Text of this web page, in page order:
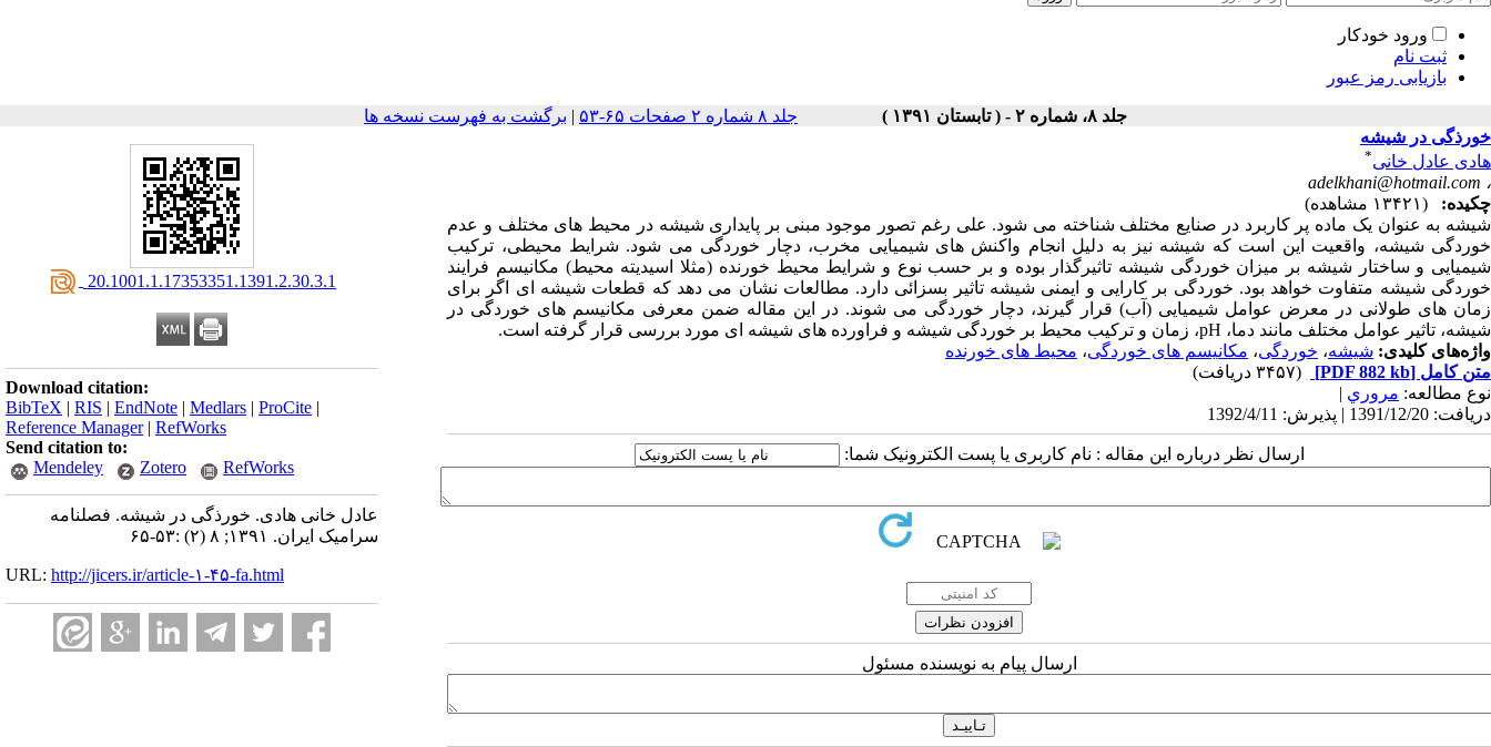
ورود خودکار
ثبت نام
بازیابی رمز عبور
جلد ۸، شماره ۲ - ( تابستان ۱۳۹۱ ) جلد ۸ شماره ۲ صفحات ۶۵-۵۳ | برگشت به فهرست نسخه ها
‎ 20.1001.1.17353351.1391.2.30.3.1
Download citation:
BibTeX | RIS | EndNote | Medlars | ProCite |
Reference Manager| RefWorks
Send citation to:
Mendeley
Zotero RefWorks
عادل خانی هادی. خورذگی در شیشه. فصلنامه
سرامیک ایران. ۱۳۹۱; ۸ (۲) :۵۳-۶۵
URL: http://jicers.ir/article-۱-۴۵-fa.html
خورذگی در شیشه
هادی عادل خانی*
، adelkhani@hotmail.com
چکیده:
(۱۳۴۲۱ مشاهده)
شیشه به عنوان یک ماده پر کاربرد در صنایع مختلف شناخته می شود. علی رغم تصور موجود مبنی بر پایداری شیشه در محیط های مختلف و عدم
خوردگی شیشه، واقعیت این است که شیشه نیز به دلیل انجام واکنش های شیمیایی مخرب، دچار خوردگی می شود. شرایط محیطی، ترکیب
شیمیایی و ساختار شیشه بر میزان خوردگی شیشه تاثیرگذار بوده و بر حسب نوع و شرایط محیط خورنده (مثلا اسیدیته محیط) مکانیسم فرایند
خوردگی شیشه متفاوت خواهد بود. خوردگی بر کارایی و ایمنی شیشه تاثیر بسزائی دارد. مطالعات نشان می دهد که قطعات شیشه ای اگر برای
زمان های طولانی در معرض عوامل شیمیایی (آب) قرار گیرند، دچار خوردگی می شوند. در این مقاله ضمن معرفی مکانیسم های خوردگی در
شیشه، تاثیر عوامل مختلف مانند دما، pH، زمان و ترکیب محیط بر خوردگی شیشه و فراورده های شیشه ای مورد بررسی قرار گرفته است.
واژه‌های کلیدی: شیشه، خوردگی، مکانیسم های خوردگی، محیط های خورنده
متن کامل [PDF 882 kb]
(۳۴۵۷ دریافت)
نوع مطالعه: مروري |
دریافت: 1391/12/20 | پذیرش: 1392/4/11
ارسال نظر درباره این مقاله : نام کاربری یا پست الکترونیک شما:
ارسال پیام به نویسنده مسئول